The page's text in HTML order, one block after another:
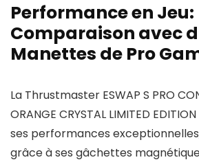
Performance en Jeu:
Comparaison avec
Manettes de Pro
La Thrustmaster ESWAP S PRO
ORANGE CRYSTAL LIMITED
ses performances
grâce à ses gâchettes